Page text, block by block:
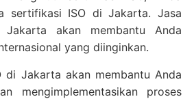
sertifikasi ISO di Jakarta. Jasa
akan membantu Anda
yang diinginkan.
di Jakarta akan membantu Anda
mengimplementasikan proses